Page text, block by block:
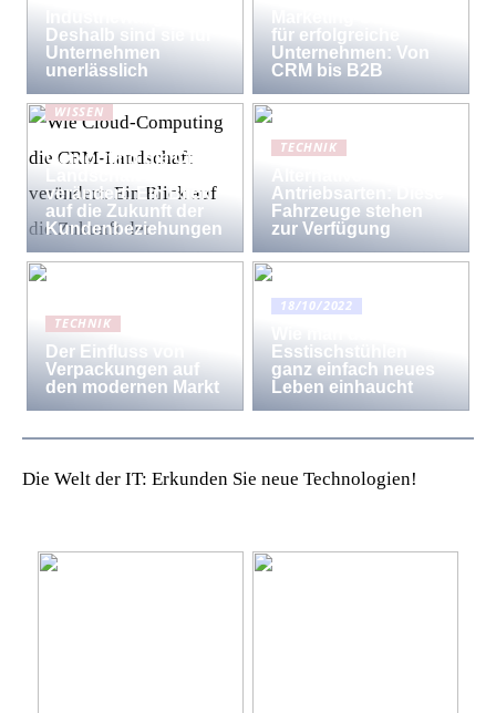
Deshalb sind sie für
Unternehmen
unerlässlich
für erfolgreiche
Unternehmen: Von
CRM bis B2B
WISSEN
Computing die CRM-
verändert: Ein Blick
auf die Zukunft der
Kundenbeziehungen
TECHNIK
Antriebsarten: Diese
Fahrzeuge stehen
zur Verfügung
TECHNIK
Der Einfluss von
Verpackungen auf
den modernen Markt
18/10/2022
Esstischstühlen
ganz einfach neues
Leben einhaucht
Die Welt der IT: Erkunden Sie neue Technologien!